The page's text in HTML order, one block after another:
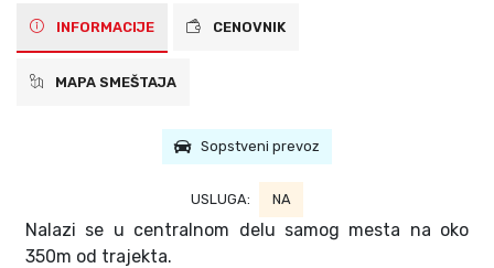
INFORMACIJE CENOVNIK
MAPA SMEŠTAJA
Sopstveni prevoz
USLUGA: NA
Nalazi se u centralnom delu samog mesta na oko
350m od trajekta.